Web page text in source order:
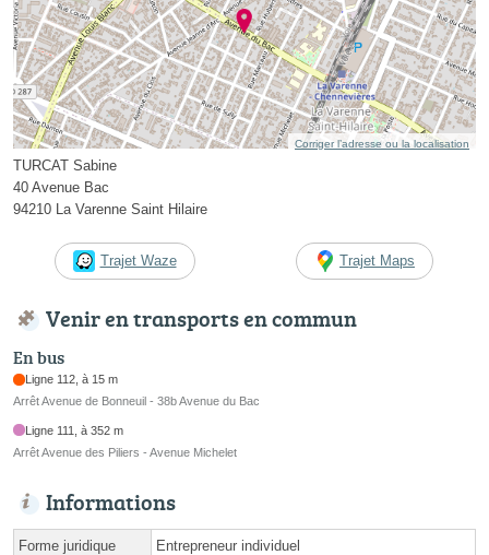
Corriger l’adresse ou la localisation
TURCAT Sabine
40 Avenue Bac
94210 La Varenne Saint Hilaire
Trajet Waze Trajet Maps
Venir en transports en commun
En bus
Ligne 112, à 15 m
Arrêt Avenue de Bonneuil - 38b Avenue du Bac
Ligne 111, à 352 m
Arrêt Avenue des Piliers - Avenue Michelet
Informations
Forme juridique Entrepreneur individuel